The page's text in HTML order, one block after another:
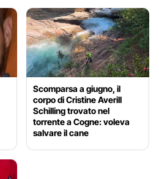
Scomparsa a giugno, il
corpo di Cristine Averill
Schilling trovato nel
torrente a Cogne: voleva
salvare il cane